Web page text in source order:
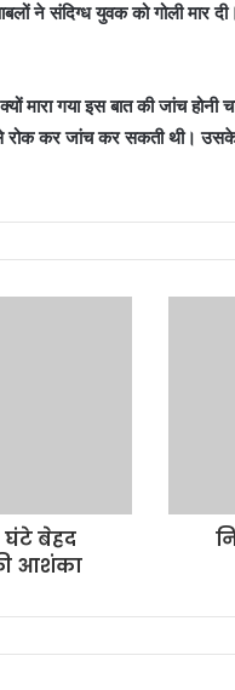
ने संदिग्ध युवक को गोली मार
मारा गया इस बात की जांच होनी
रोक कर जांच कर सकती थी।
बेहद
आशंका